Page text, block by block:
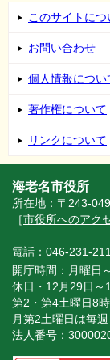
このサイトにつ
お問い合わせ
個人情報につい
著作権について
リンクについて
海老名市役所
所在地：〒243-
［市役所へのアク
電話：046-231-
開庁時間：月曜日
休日・12月29日～
第2・第4土曜日8
月第2土曜日は毎週
法人番号：